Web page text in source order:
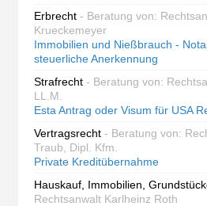
Erbrecht - Beratung von:
Krueckemeyer
Immobilien und Nießbrauch -
steuerliche Anerkennung
Strafrecht - Beratung von:
LL.M.
Esta Antrag oder Visum für USA
Vertragsrecht - Beratung von:
Traub, Dipl. Kfm.
Private Kreditübernahme
Hauskauf, Immobilien,
Rechtsanwalt Karlheinz Roth